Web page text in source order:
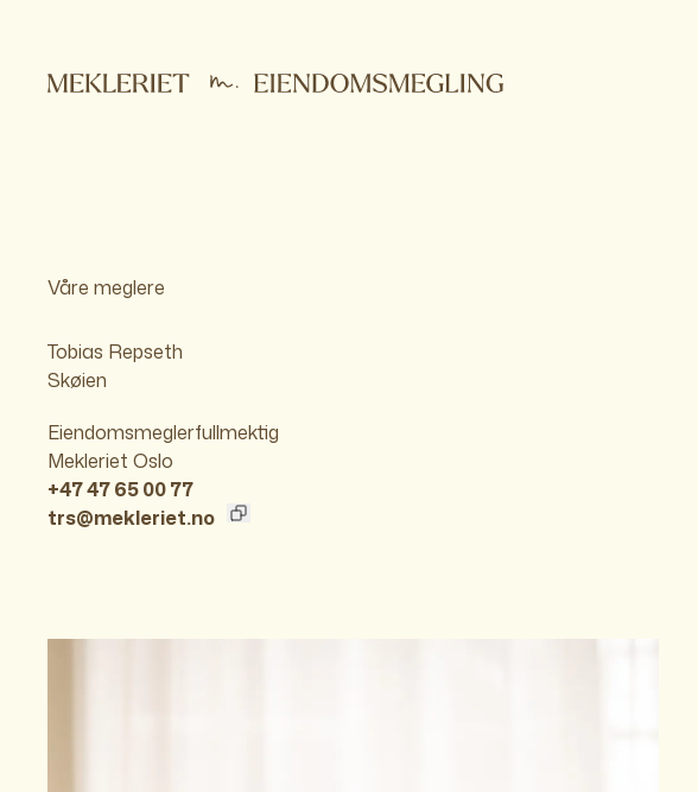
Våre meglere
Tobias Repseth
Skøien
Eiendomsmeglerfullmektig
Mekleriet Oslo
+47 47 65 00 77
trs@mekleriet.no